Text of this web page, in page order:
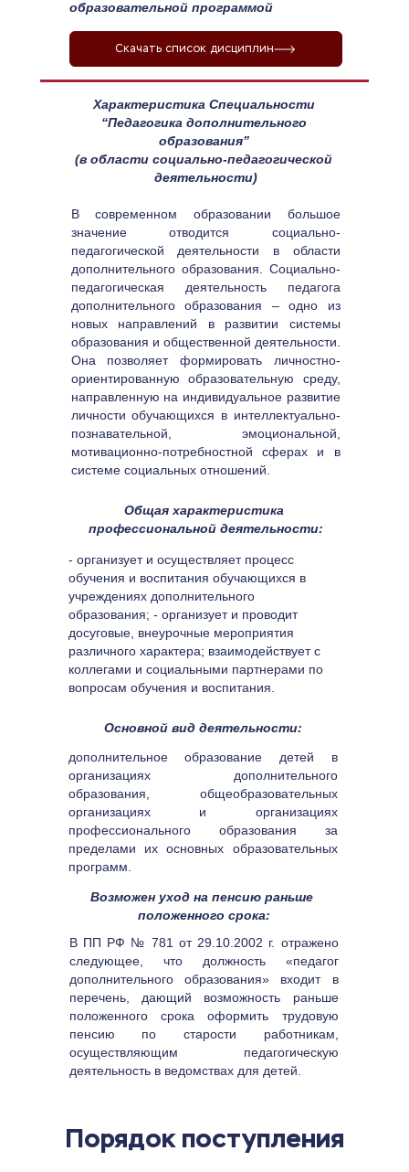
образовательной программой
Скачать список дисциплин
Характеристика Специальности
“Педагогика дополнительного
образования”
(в области социально-педагогической
деятельности)
В современном образовании большое
значение отводится социально-
педагогической деятельности в области
дополнительного образования. Социально-
педагогическая деятельность педагога
дополнительного образования – одно из
новых направлений в развитии системы
образования и общественной деятельности.
Она позволяет формировать личностно-
ориентированную образовательную среду,
направленную на индивидуальное развитие
личности обучающихся в интеллектуально-
познавательной, эмоциональной,
мотивационно-потребностной сферах и в
системе социальных отношений.
Общая характеристика
профессиональной деятельности:
дополнительное образование детей в
организациях дополнительного
образования, общеобразовательных
организациях и организациях
профессионального образования за
пределами их основных образовательных
программ.
- организует и осуществляет процесс
обучения и воспитания обучающихся в
учреждениях дополнительного
образования; - организует и проводит
досуговые, внеурочные мероприятия
различного характера; взаимодействует с
коллегами и социальными партнерами по
вопросам обучения и воспитания.
Основной вид деятельности:
В ПП РФ № 781 от 29.10.2002 г. отражено
следующее, что должность «педагог
дополнительного образования» входит в
перечень, дающий возможность раньше
положенного срока оформить трудовую
пенсию по старости работникам,
осуществляющим педагогическую
деятельность в ведомствах для детей.
Возможен уход на пенсию раньше
положенного срока:
Порядок поступления